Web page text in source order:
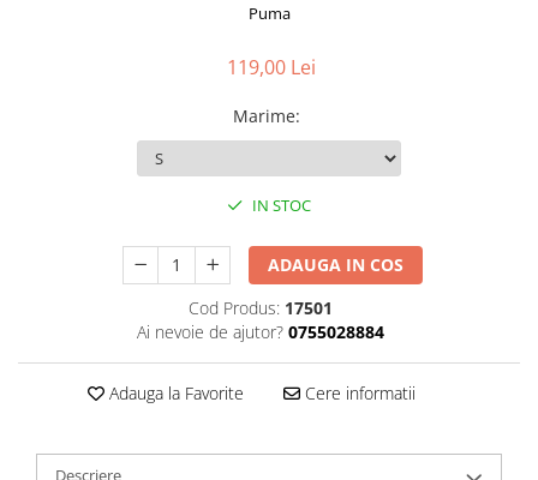
Puma
119,00 Lei
Marime:
IN STOC
ADAUGA IN COS
Cod Produs: 17501
Ai nevoie de ajutor? 0755028884
Adauga la Favorite Cere informatii
Descriere